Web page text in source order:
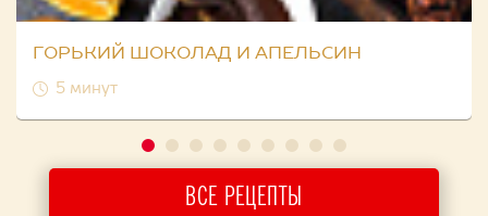
ГОРЬКИЙ ШОКОЛАД И АПЕЛЬСИН
5 минут
ВСЕ РЕЦЕПТЫ